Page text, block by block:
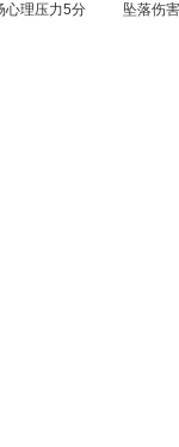
心理压力5分
坠落伤